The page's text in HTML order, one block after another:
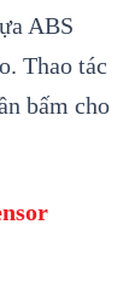
ABS
Thao tác
bấm cho